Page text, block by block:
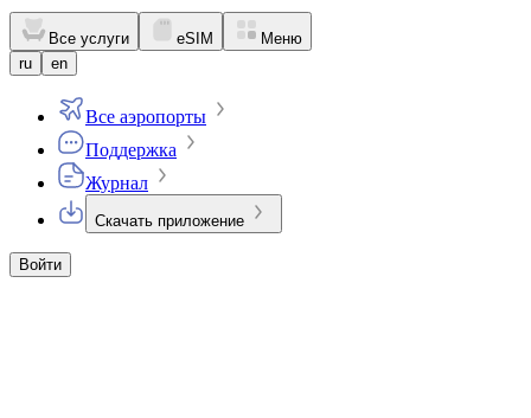
Все услуги eSIM
Меню
ru
en
Все аэропорты
Поддержка
Журнал
Скачать приложение
Войти